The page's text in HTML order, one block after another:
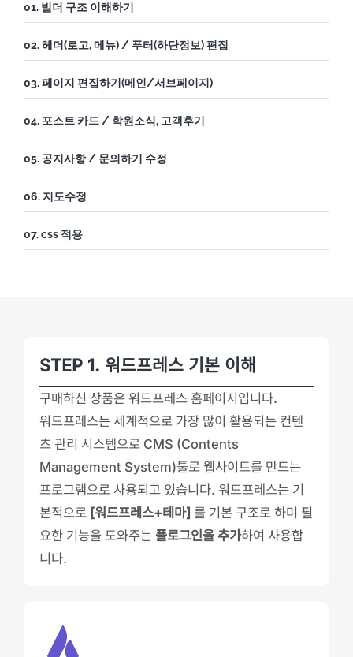
01. 빌더 구조 이해하기
02. 헤더(로고, 메뉴) / 푸터(하단정보) 편집
03. 페이지 편집하기(메인/서브페이지)
04. 포스트 카드 / 학원소식, 고객후기
05. 공지사항 / 문의하기 수정
06. 지도수정
07. css 적용
STEP 1. 워드프레스 기본 이해
구매하신 상품은 워드프레스 홈페이지입니다.
워드프레스는 세계적으로 가장 많이 활용되는 컨텐
츠 관리 시스템으로 CMS (Contents
Management System)툴로 웹사이트를 만드는
프로그램으로 사용되고 있습니다. 워드프레스는 기
본적으로 [워드프레스+테마] 를 기본 구조로 하며 필
요한 기능을 도와주는 플로그인을 추가하여 사용합
니다.